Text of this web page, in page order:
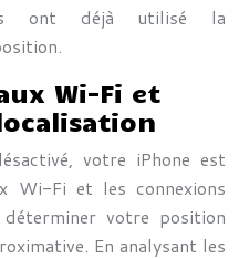
ont déjà utilisé la
Wi-Fi et
votre iPhone est
Wi-Fi et les connexions
votre position
En analysant les